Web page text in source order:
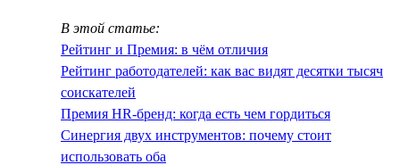
В этой статье:
Рейтинг и Премия: в чём отличия
Рейтинг работодателей: как вас видят десятки тысяч
соискателей
Премия HR-бренд: когда есть чем гордиться
Синергия двух инструментов: почему стоит
использовать оба